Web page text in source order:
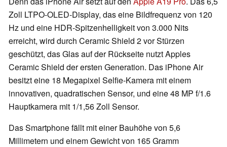
Zoll LTPO-OLED-Display, das eine Bildfrequenz von 120
Hz und eine HDR-Spitzenhelligkeit von 3.000 Nits
erreicht, wird durch Ceramic Shield 2 vor Stürzen
geschützt, das Glas auf der Rückseite nutzt Apples
Ceramic Shield der ersten Generation. Das iPhone Air
besitzt eine 18 Megapixel Selfie-Kamera mit einem
innovativen, quadratischen Sensor, und eine 48 MP f/1.6
Hauptkamera mit 1/1,56 Zoll Sensor.
Das Smartphone fällt mit einer Bauhöhe von 5,6
Millimetern und einem Gewicht von 165 Gramm